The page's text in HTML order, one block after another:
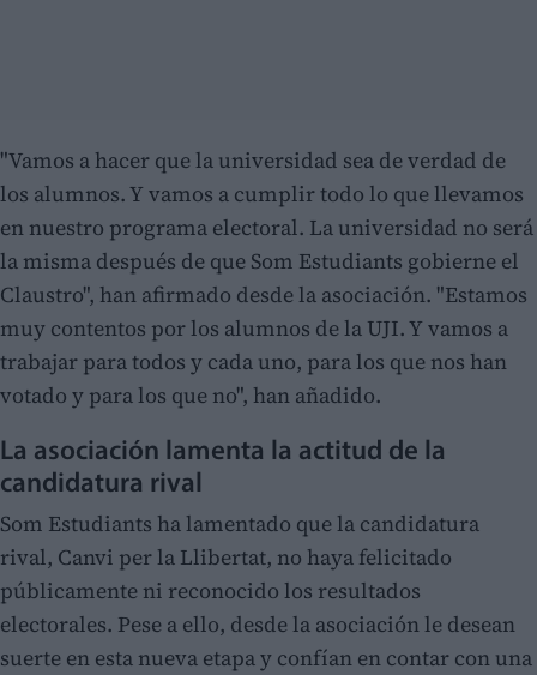
"Vamos a hacer que la universidad sea de verdad de
los alumnos. Y vamos a cumplir todo lo que llevamos
en nuestro programa electoral. La universidad no será
la misma después de que Som Estudiants gobierne el
Claustro", han afirmado desde la asociación. "Estamos
muy contentos por los alumnos de la UJI. Y vamos a
trabajar para todos y cada uno, para los que nos han
votado y para los que no", han añadido.
La asociación lamenta la actitud de la
candidatura rival
Som Estudiants ha lamentado que la candidatura
rival, Canvi per la Llibertat, no haya felicitado
públicamente ni reconocido los resultados
electorales. Pese a ello, desde la asociación le desean
suerte en esta nueva etapa y confían en contar con una